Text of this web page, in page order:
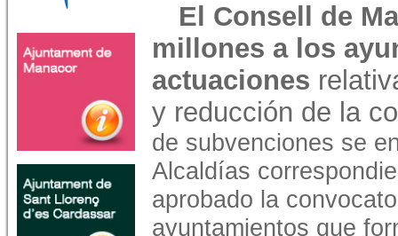
El Consell de
millones a los
actuaciones
y reducción de la
de subvenciones se
Alcaldías
aprobado la
ayuntamientos que